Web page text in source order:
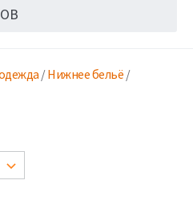
/Нижнее бельё /